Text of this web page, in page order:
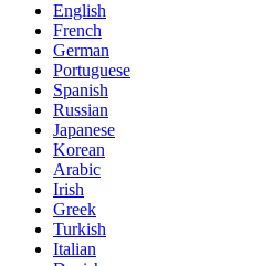
English
French
German
Portuguese
Spanish
Russian
Japanese
Korean
Arabic
Irish
Greek
Turkish
Italian